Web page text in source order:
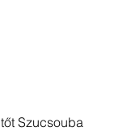
Szucsouba